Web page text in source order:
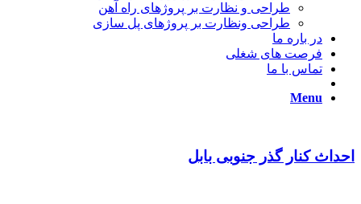
طراحی و نظارت بر پروژهای راه آهن
طراحی ونظارت بر پروژهای پل سازی
در باره ما
فرصت های شغلی
تماس با ما
Menu
احداث کنار گذر جنوبی بابل